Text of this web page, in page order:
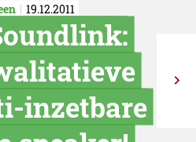
19.12.2011